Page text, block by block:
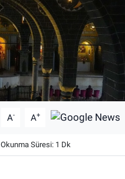
A- A+
Okunma Süresi: 1 Dk